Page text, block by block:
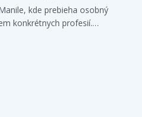
kde prebieha osobný
konkrétnych profesií.
na neurčitom prísľube